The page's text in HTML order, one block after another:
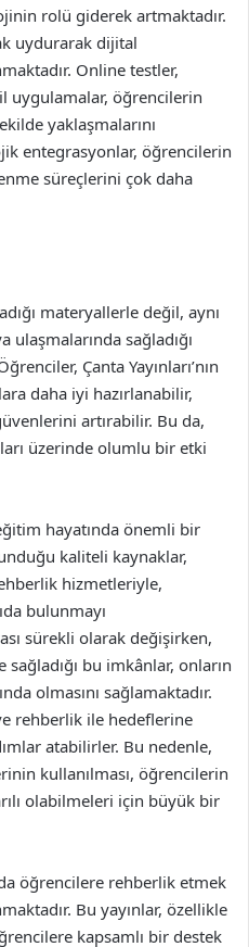
rolü giderek artmaktadır.
uydurarak dijital
Online testler,
uygulamalar, öğrencilerin
yaklaşmalarını
entegrasyonlar, öğrencilerin
süreçlerini çok daha
materyallerle değil, aynı
ulaşmalarında sağladığı
Çanta Yayınları’nın
daha iyi hazırlanabilir,
artırabilir. Bu da,
üzerinde olumlu bir etki
hayatında önemli bir
kaliteli kaynaklar,
hizmetleriyle,
bulunmayı
sürekli olarak değişirken,
sağladığı bu imkânlar, onların
olmasını sağlamaktadır.
rehberlik ile hedeflerine
atabilirler. Bu nedenle,
kullanılması, öğrencilerin
olabilmeleri için büyük bir
öğrencilere rehberlik etmek
Bu yayınlar, özellikle
kapsamlı bir destek